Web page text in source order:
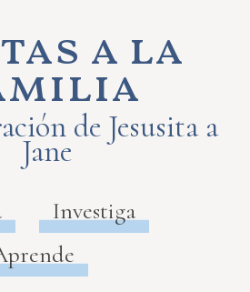
a la
de Jesusita a
Jane
Investiga